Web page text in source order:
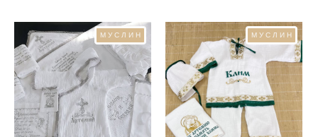
МУСЛИН МУСЛИН